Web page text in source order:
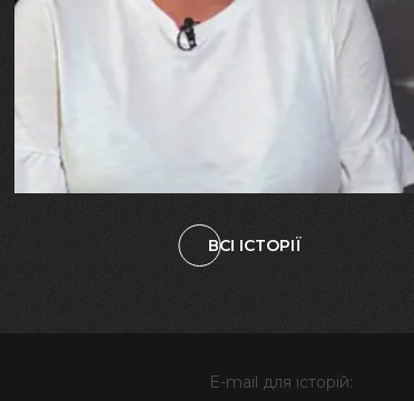
"Попри всі втрати, ми не
зламалися: тепер я бачу
свого вбитого чоловіка у
наших дітях"
ВСІ ІСТОРІЇ
E-mail для історій: